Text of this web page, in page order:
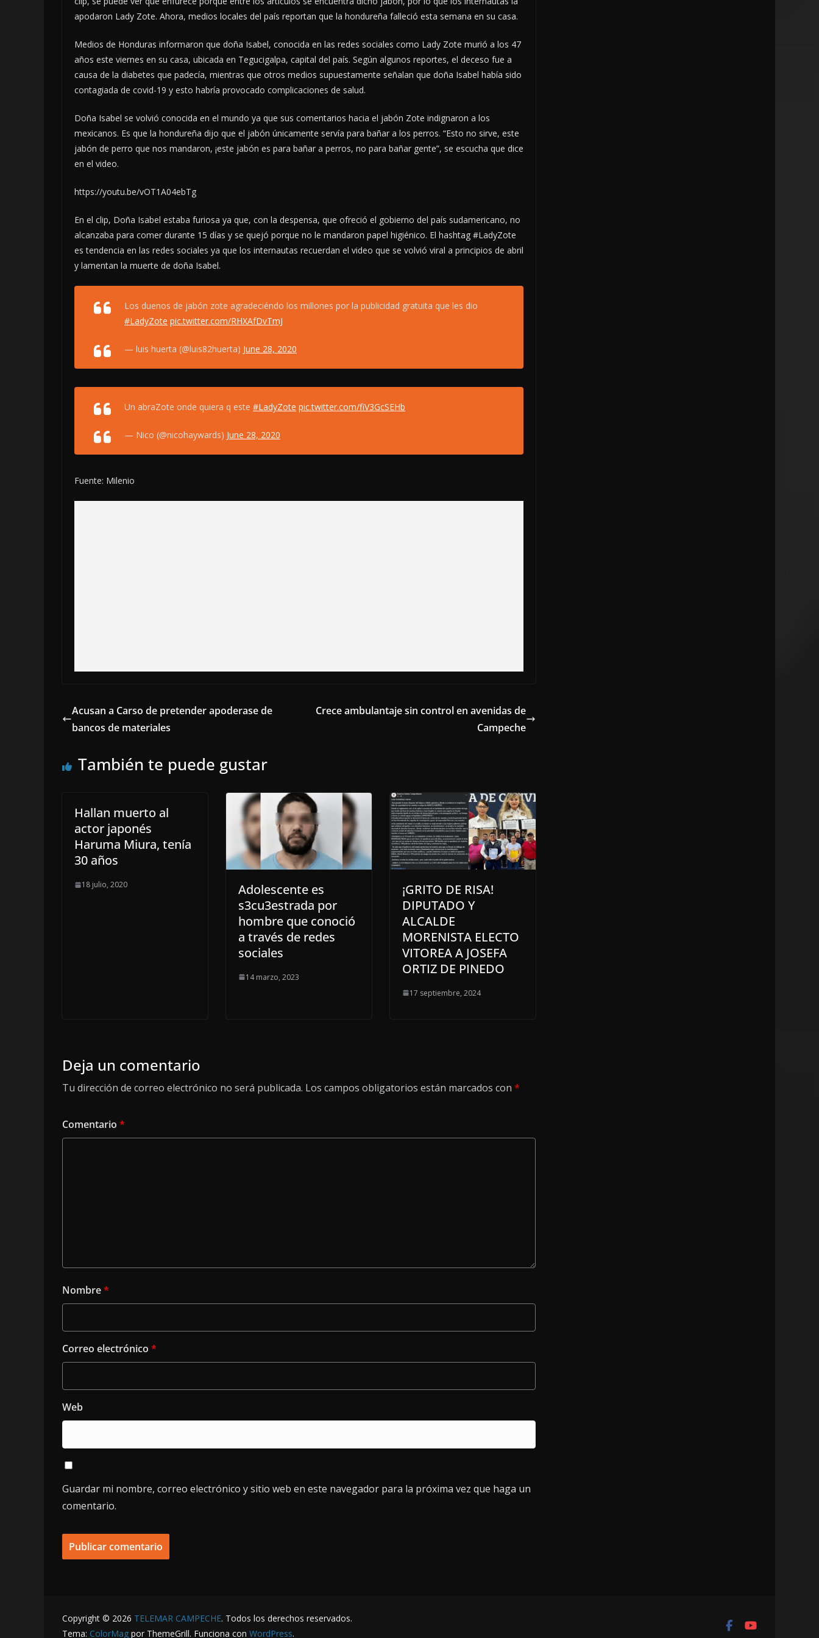
apodaron Lady Zote. Ahora, medios locales del país reportan que la hondureña falleció esta semana en su casa.
Medios de Honduras informaron que doña Isabel, conocida en las redes sociales como Lady Zote murió a los 47
años este viernes en su casa, ubicada en Tegucigalpa, capital del país. Según algunos reportes, el deceso fue a
causa de la diabetes que padecía, mientras que otros medios supuestamente señalan que doña Isabel había sido
contagiada de covid-19 y esto habría provocado complicaciones de salud.
Doña Isabel se volvió conocida en el mundo ya que sus comentarios hacia el jabón Zote indignaron a los
mexicanos. Es que la hondureña dijo que el jabón únicamente servía para bañar a los perros. “Esto no sirve, este
jabón de perro que nos mandaron, ¡este jabón es para bañar a perros, no para bañar gente”, se escucha que dice
en el video.
https://youtu.be/vOT1A04ebTg
En el clip, Doña Isabel estaba furiosa ya que, con la despensa, que ofreció el gobierno del país sudamericano, no
alcanzaba para comer durante 15 días y se quejó porque no le mandaron papel higiénico. El hashtag #LadyZote
es tendencia en las redes sociales ya que los internautas recuerdan el video que se volvió viral a principios de abril
y lamentan la muerte de doña Isabel.​
Los duenos de jabón zote agradeciéndo los millones por la publicidad gratuita que les dio
#LadyZote pic.twitter.com/RHXAfDvTmJ
— luis huerta (@luis82huerta) June 28, 2020
Un abraZote onde quiera q este #LadyZote pic.twitter.com/fiV3GcSEHb
— Nico (@nicohaywards) June 28, 2020
Fuente: Milenio
Acusan a Carso de pretender apoderase de
bancos de materiales
Crece ambulantaje sin control en avenidas de
Campeche
También te puede gustar
Hallan muerto al
actor japonés
Haruma Miura, tenía
30 años
18 julio, 2020
Adolescente es
s3cu3estrada por
hombre que conoció
a través de redes
sociales
14 marzo, 2023
¡GRITO DE RISA!
DIPUTADO Y
ALCALDE
MORENISTA ELECTO
VITOREA A JOSEFA
ORTIZ DE PINEDO
17 septiembre, 2024
Deja un comentario
Tu dirección de correo electrónico no será publicada. Los campos obligatorios están marcados con *
Comentario *
Nombre*
Correo electrónico *
Web
Guardar mi nombre, correo electrónico y sitio web en este navegador para la próxima vez que haga un
comentario.
Copyright © 2026 TELEMAR CAMPECHE. Todos los derechos reservados.
Tema: ColorMag por ThemeGrill. Funciona con WordPress.